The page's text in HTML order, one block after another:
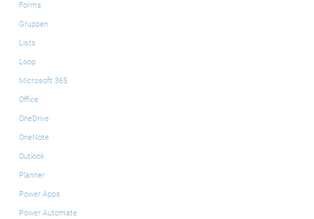
Forms
Gruppen
Lists
Loop
Microsoft 365
Office
OneDrive
OneNote
Outlook
Planner
Power Apps
Power Automate